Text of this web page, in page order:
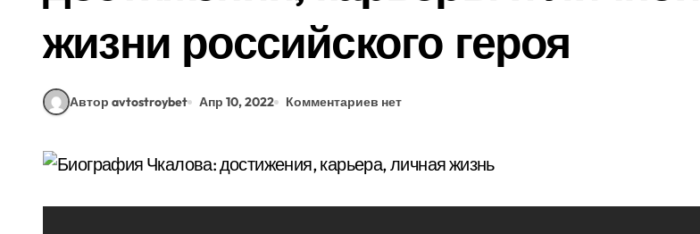
жизни российского героя
Автор avtostroybet Апр 10, 2022 Комментариев нет